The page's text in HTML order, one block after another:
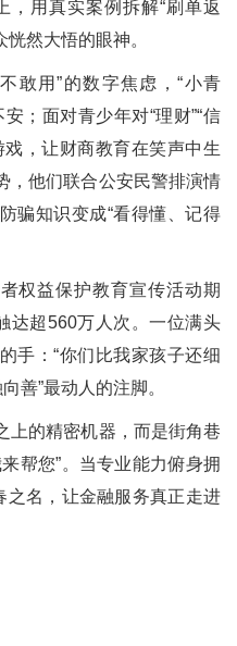
，用真实案例拆解“刷单返
恍然大悟的眼神。
用”的数字焦虑，“小青
；面对青少年对“理财”“信
，让财商教育在笑声中生
，他们联合公安民警排演情
骗知识变成“看得懂、记得
权益保护教育宣传活动期
达超560万人次。一位满头
手：“你们比我家孩子还细
善”最动人的注脚。
的精密机器，而是街角巷
帮您”。当专业能力俯身拥
之名，让金融服务真正走进